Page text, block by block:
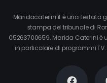
Maridacaterini.it è una testata
stampa del tribunale di
05263700659. Marida Caterini è
in particolare di programmi TV.